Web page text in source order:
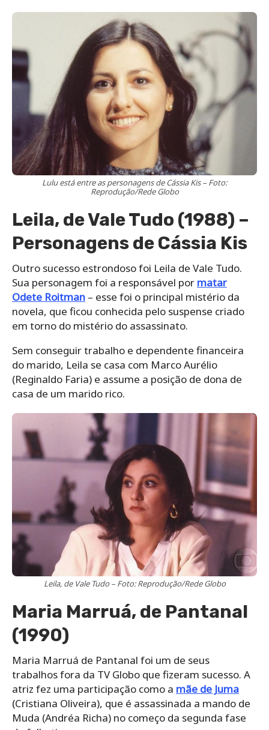
Lulu está entre as personagens de Cássia Kis – Foto:
Reprodução/Rede Globo
Leila, de Vale Tudo (1988) –
Personagens de Cássia Kis
Outro sucesso estrondoso foi Leila de Vale Tudo.
Sua personagem foi a responsável por matar
Odete Roitman – esse foi o principal mistério da
novela, que ficou conhecida pelo suspense criado
em torno do mistério do assassinato.
Sem conseguir trabalho e dependente financeira
do marido, Leila se casa com Marco Aurélio
(Reginaldo Faria) e assume a posição de dona de
casa de um marido rico.
Leila, de Vale Tudo – Foto: Reprodução/Rede Globo
Maria Marruá, de Pantanal
(1990)
Maria Marruá de Pantanal foi um de seus
trabalhos fora da TV Globo que fizeram sucesso. A
atriz fez uma participação como a mãe de Juma
(Cristiana Oliveira), que é assassinada a mando de
Muda (Andréa Richa) no começo da segunda fase